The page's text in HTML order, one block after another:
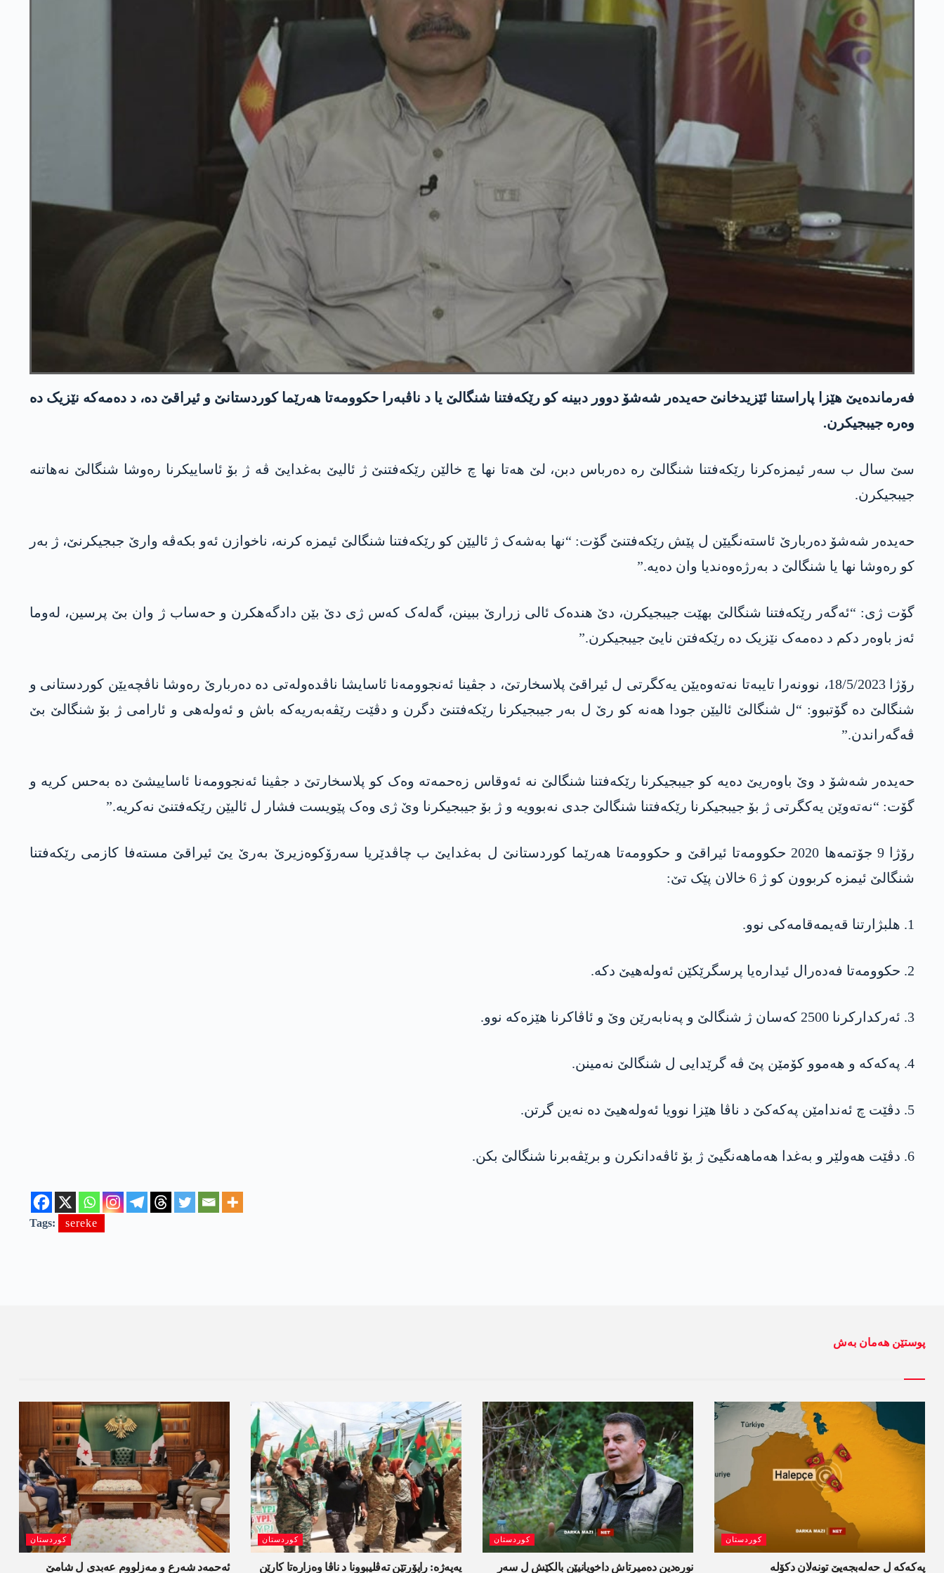
فەرماندەیێ ھێزا پاراستنا ئێزیدخانێ حەیدەر شەشۆ دوور دبینە کو رێکەفتنا شنگالێ یا د ناڤبەرا حکوومەتا ھەرێما کوردستانێ و ئیراقێ دە، د دەمەکە نێزیک دە
وەرە جیبجیکرن.
سێ سال ب سەر ئیمزەکرنا رێکەفتنا شنگالێ رە دەرباس دبن، لێ ھەتا نھا چ خالێن رێکەفتنێ ژ ئالیێ بەغدایێ ڤە ژ بۆ ئاساییکرنا رەوشا شنگالێ نەھاتنە
جیبجیکرن.
حەیدەر شەشۆ دەربارێ ئاستەنگیێن ل پێش رێکەفتنێ گۆت: “نھا بەشەک ژ ئالیێن کو رێکەفتنا شنگالێ ئیمزە کرنە، ناخوازن ئەو بکەڤە وارێ جبجیکرنێ، ژ بەر
کو رەوشا نھا یا شنگالێ د بەرژەوەندیا وان دەیە.”
گۆت ژی: “ئەگەر رێکەفتنا شنگالێ بهێت جیبجیکرن، دێ ھندەک ئالی زرارێ ببینن، گەلەک کەس ژی دێ بێن دادگەهکرن و حەساب ژ وان بێ پرسین، لەوما
ئەز باوەر دکم د دەمەک نێزیک دە رێکەفتن نایێ جیبجیکرن.”
رۆژا 18/5/2023، نوونەرا تایبەتا نەتەوەیێن یەکگرتی ل ئیراقێ پلاسخارتێ، د جڤینا ئەنجوومەنا ئاسایشا ناڤدەولەتی دە دەربارێ رەوشا ناڤچەیێن کوردستانی و
شنگالێ دە گۆتبوو: “ل شنگالێ ئالیێن جودا ھەنە کو رێ ل بەر جیبجیکرنا رێکەفتنێ دگرن و دڤێت رێڤەبەریەکە باش و ئەولەھی و ئارامی ژ بۆ شنگالێ بێ
ڤەگەراندن.”
حەیدەر شەشۆ د وێ باوەریێ دەیە کو جیبجیکرنا رێکەفتنا شنگالێ نە ئەوقاس زەحمەتە وەک کو پلاسخارتێ د جڤینا ئەنجوومەنا ئاساییشێ دە بەحس کریە و
گۆت: “نەتەوێن یەکگرتی ژ بۆ جیبجیکرنا رێکەفتنا شنگالێ جدی نەبوویە و ژ بۆ جیبجیکرنا وێ ژی وەک پێویست فشار ل ئالیێن رێکەفتنێ نەکریە.”
رۆژا 9 جۆتمەھا 2020 حکوومەتا ئیراقێ و حکوومەتا ھەرێما کوردستانێ ل بەغدایێ ب چاڤدێریا سەرۆکوەزیرێ بەرێ یێ ئیراقێ مستەفا کازمی رێکەفتنا
شنگالێ ئیمزە کربوون کو ژ 6 خالان پێک تێ:
1. ھلبژارتنا قەیمەقامەکی نوو.
2. حکوومەتا فەدەرال ئیدارەیا پرسگرێکێن ئەولەھیێ دکە.
3. ئەرکدارکرنا 2500 کەسان ژ شنگالێ و پەنابەرێن وێ و ئاڤاکرنا ھێزەکە نوو.
4. پەکەکە و ھەموو کۆمێن پێ ڤە گرێدایی ل شنگالێ نەمینن.
5. دڤێت چ ئەندامێن پەکەکێ د ناڤا ھێزا نوویا ئەولەھیێ دە نەین گرتن.
6. دڤێت ھەولێر و بەغدا ھەماھەنگیێ ژ بۆ ئاڤەدانکرن و برێڤەبرنا شنگالێ بکن.
Tags: sereke
پوستێن ھەمان بەش
کوردستان
ئەحمەد شەرع و مەزلووم عەبدی ل شامێ
کوردستان
یەپەژە: راپۆرتێن تەڤلیبوونا د ناڤا وەزارەتا کارێن
کوردستان
نورەدین دەمیرتاش داخویانیێن بالکێش ل سەر
کوردستان
پەکەکە ل حەلەبجەیێ تونەلان دکۆلە